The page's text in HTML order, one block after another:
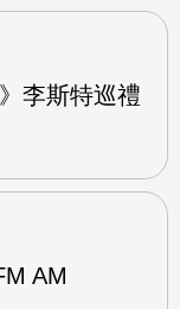
李斯特巡禮
AM